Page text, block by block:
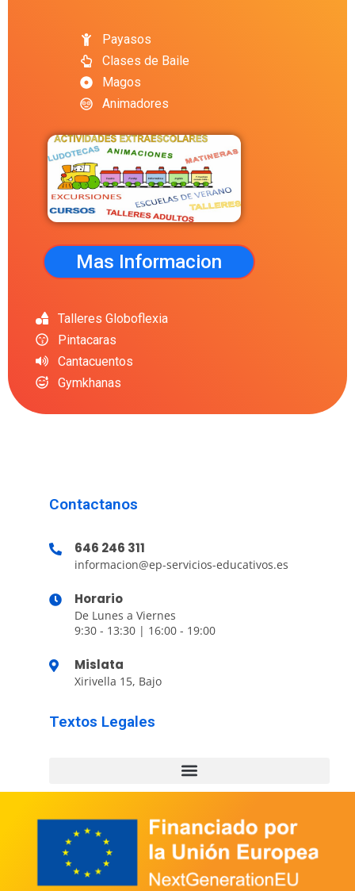
Payasos
Clases de Baile
Magos
Animadores
Mas Informacion
Talleres Globoflexia
Pintacaras
Cantacuentos
Gymkhanas
Contactanos
646 246 311
informacion@ep-servicios-educativos.es
Horario
De Lunes a Viernes
9:30 - 13:30 | 16:00 - 19:00
Mislata
Xirivella 15, Bajo
Textos Legales